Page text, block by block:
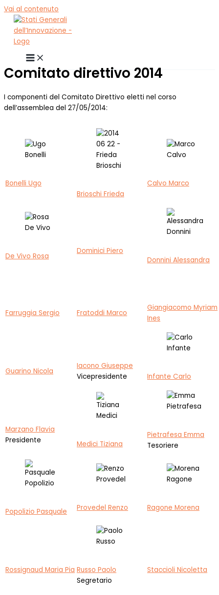
Vai al contenuto
Comitato direttivo 2014
I componenti del Comitato Direttivo eletti nel corso
dell’assemblea del 27/05/2014:
Bonelli Ugo
Brioschi Frieda
Calvo Marco
De Vivo Rosa
Dominici Piero
Donnini Alessandra
Farruggia Sergio Fratoddi Marco
Giangiacomo Myriam
Ines
Guarino Nicola
Iacono Giuseppe
Vicepresidente
Infante Carlo
Marzano Flavia
Presidente
Medici Tiziana
Pietrafesa Emma
Tesoriere
Popolizio Pasquale Provedel Renzo Ragone Morena
Rossignaud Maria Pia Russo Paolo
Segretario
Staccioli Nicoletta